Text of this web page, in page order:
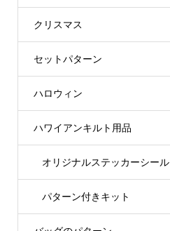
クリスマス
セットパターン
ハロウィン
ハワイアンキルト用品
オリジナルステッカーシール
パターン付きキット